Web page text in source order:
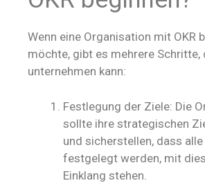
Wenn eine Organisation mit OKR
möchte, gibt es mehrere Schritte,
unternehmen kann:
Festlegung der Ziele: Die
sollte ihre strategischen
und sicherstellen, dass
festgelegt werden, mit
Einklang stehen.